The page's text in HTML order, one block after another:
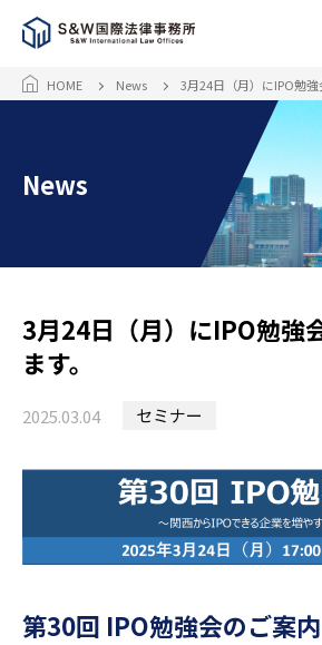
HOME News 3月24日（月）にIPO勉強
News
3月24日（月）にIPO勉強
ます。
2025.03.04 セミナー
第30回 IPO勉強会のご案内